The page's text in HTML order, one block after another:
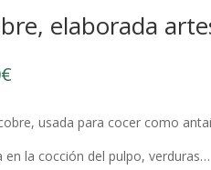
elaborada
€
usada para cocer como
en la cocción del pulpo, verduras…